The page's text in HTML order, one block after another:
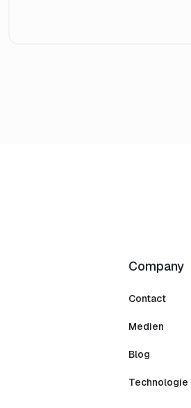
Company
Contact
Medien
Blog
Technologie